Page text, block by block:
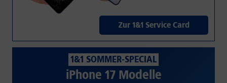
Zur 1&1 Service Card
1&1 SOMMER-SPECIAL
iPhone 17 Modelle